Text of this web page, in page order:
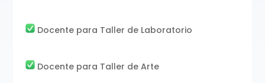
Docente para Taller de Laboratorio
Docente para Taller de Arte